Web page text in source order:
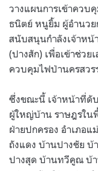
วางแผนการเข้าควบ
ธนิตย์ หนูยิ้ม ผู้อำนว
สนับสนุนกำลังเจ้าห
(ปางสัก) เพื่อเข้าช่ว
ควบคุมไฟป่านครสวร
ซึ่งขณะนี้ เจ้าหน้าที่ดั
ผู้ใหญ่บ้าน ราษฎรใน
ฝ่ายปกครอง อำเภอ
ถังแดง บ้านปางชัย บ้
ปางสุด บ้านทวีคูณ บ้า